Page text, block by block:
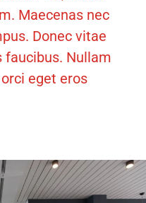
Maecenas nec
Donec vitae
faucibus. Nullam
eget eros